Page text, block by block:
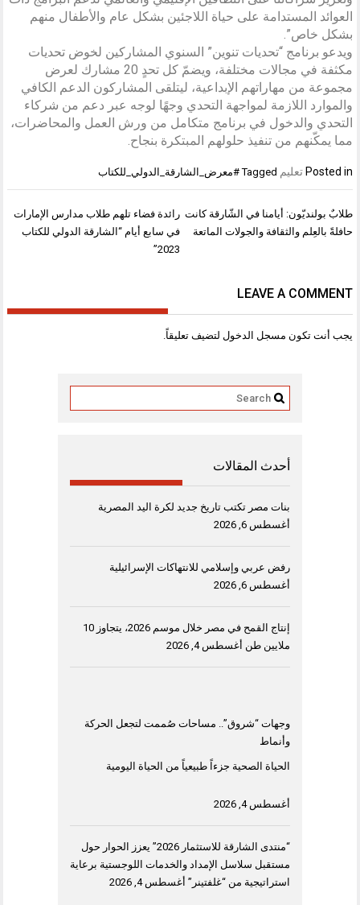
العوائد المستدامة على حياة اللاجئين بشكل عام والأطفال منهم
بشكل خاص”.
ويدعو برنامج “تحديات تنوين” السنوي المشاركين لخوض تحديات
مكثفة في مجالات مختلفة، ويضمّ كل تحدٍ 20 مشارك لعرض
مجموعة من مهاراتهم الإبداعية، ليتلقى المشاركون الدعم الكافي
والموارد اللازمة لمواجهة التحدي وجهًا لوجه عبر دعم من شركاء
التحدي والدخول في برنامج متكامل من ورش العمل والمحاضرات،
مما يمكّنهم من تنفيذ حلولهم المبتكرة بنجاح.
Posted in تعليم Tagged #معرض_الشارقة_الدولي_للكتاب
تصفّح
المقالات
رائدة فضاء تلهم طلاب مدارس الإمارات
في سابع أيام “الشارقة الدولي للكتاب
2023”
طلابٌ بولنديّون: أيامنا في الشّارقة كانت
حافلةً بالعِلم والثقافة والجولات الماتعة
LEAVE A COMMENT
يجب أنت تكون مسجل الدخول لتضيف تعليقاً.
أحدث المقالات
بنات مصر تكتب تاريخ جديد لكرة اليد المصرية
أغسطس 6, 2026
رفض عربي وإسلامي للانتهاكات الإسرائيلية
أغسطس 6, 2026
إنتاج القمح في مصر خلال موسم 2026، يتجاوز 10
ملايين طن أغسطس 4, 2026
وجهات “شروق”.. مساحات صُممت لتجعل الحركة
وأنماط
الحياة الصحية جزءاً طبيعياً من الحياة اليومية
أغسطس 4, 2026
“منتدى الشارقة للاستثمار 2026” يعزز الحوار حول
مستقبل سلاسل الإمداد والخدمات اللوجستية برعاية
استراتيجية من “غلفتينر” أغسطس 4, 2026